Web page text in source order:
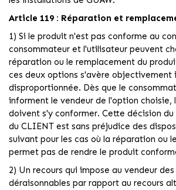
Article 119 : Réparation et
1) Si le produit n'est pas conforme au
consommateur et l'utilisateur peuvent
réparation ou le remplacement du
ces deux options s'avère objectivement
disproportionnée. Dès que le
informent le vendeur de l'option choisie,
doivent s'y conformer. Cette décision
du CLIENT est sans préjudice des
suivant pour les cas où la réparation ou
permet pas de rendre le produit
2) Un recours qui impose au vendeur
déraisonnables par rapport au recours